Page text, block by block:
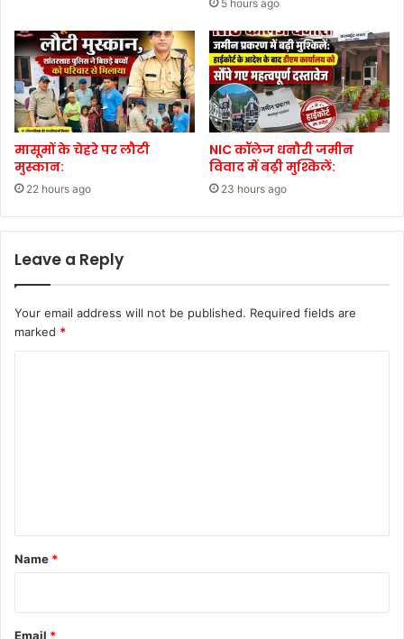
5 hours ago
मासूमों के चेहरे पर लौटी
मुस्कान:
22 hours ago
NIC कॉलेज धनौरी जमीन
विवाद में बढ़ी मुश्किलें:
23 hours ago
Leave a Reply
Your email address will not be published. Required fields are
marked *
*
Name *
Email *